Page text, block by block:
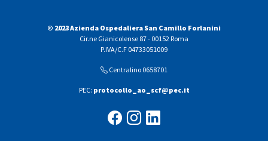
© 2023 Azienda Ospedaliera San Camillo Forlanini
Cir.ne Gianicolense 87 - 00152 Roma
P.IVA/C.F 04733051009
Centralino 0658701
PEC: protocollo_ao_scf@pec.it